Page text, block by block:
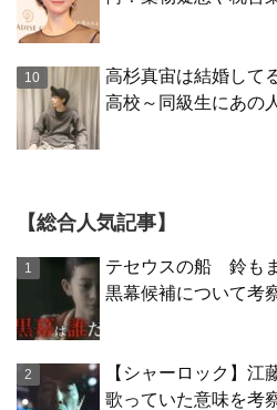
高杉真宙は結婚して
高校～同級生にあの
【総合人気記事】
テセウスの船 鈴も
黒幕候補について考
【シャーロック】江
歌っていた意味を考